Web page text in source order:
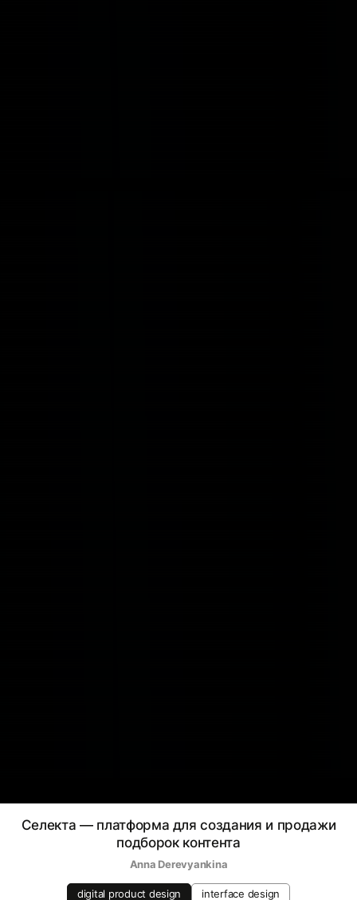
Селекта — платформа для создания и продажи
подборок контента
Anna Derevyankina
digital product design interface design